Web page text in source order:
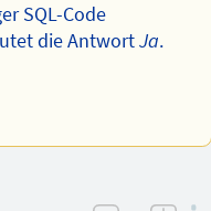
SQL-Code
die AntwortJa.